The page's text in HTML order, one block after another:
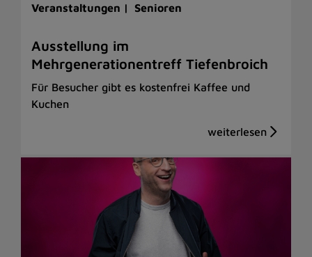
Veranstaltungen | Senioren
Ausstellung im
Mehrgenerationentreff Tiefenbroich
Für Besucher gibt es kostenfrei Kaffee und
Kuchen